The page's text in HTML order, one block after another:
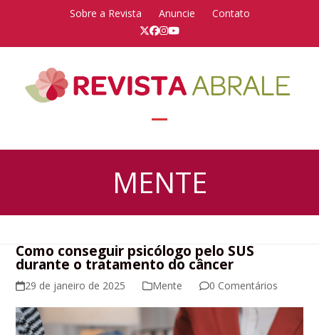
Sobre a Revista Anuncie
Contato
Twitter
Facebook
Instagram
YouTube
menu
menu
MENTE
Como conseguir psicólogo pelo SUS
durante o tratamento do câncer
29 de janeiro de 2025 Mente 0 Comentários